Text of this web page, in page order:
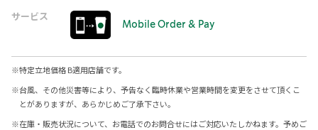
サービス
Mobile Order & Pay
※特定立地価格 B適用店舗です。
※台風、その他災害等により、予告なく臨時休業や営業時間を変更をさせて頂くこ
とがありますが、あらかじめご了承下さい。
※在庫・販売状況について、お電話でのお問合せにはご対応いたしかねます。予めご